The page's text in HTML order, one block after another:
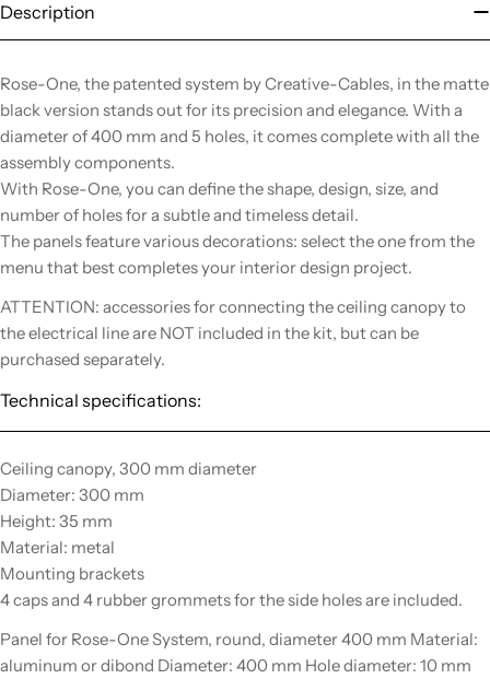
Description
Rose-One, the patented system by Creative-Cables, in the matte
black version stands out for its precision and elegance. With a
diameter of 400 mm and 5 holes, it comes complete with all the
assembly components.
With Rose-One, you can define the shape, design, size, and
number of holes for a subtle and timeless detail.
The panels feature various decorations: select the one from the
menu that best completes your interior design project.
ATTENTION: accessories for connecting the ceiling canopy to
the electrical line are NOT included in the kit, but can be
purchased separately.
Technical specifications:
Ceiling canopy, 300 mm diameter
Diameter: 300 mm
Height: 35 mm
Material: metal
Mounting brackets
4 caps and 4 rubber grommets for the side holes are included.
Panel for Rose-One System, round, diameter 400 mm Material:
aluminum or dibond Diameter: 400 mm Hole diameter: 10 mm